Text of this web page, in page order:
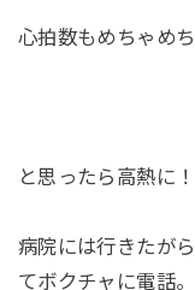
心拍数もめちゃめ
と思ったら高熱に！
病院には行きたが
てボクチャに電話。